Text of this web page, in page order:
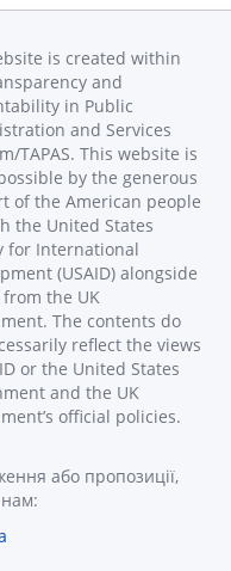
is created within
and
in Public
and Services
TAPAS. This website is
by the generous
of the American people
the United States
for International
(USAID) alongside
from the UK
The contents do
reflect the views
or the United States
and the UK
official policies.
або пропозиції,